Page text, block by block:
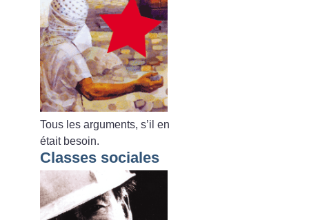
Tous les arguments, s’il en
était besoin.
Classes sociales